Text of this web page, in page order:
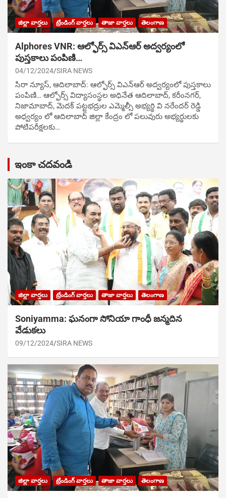
జిల్లా వార్తలు ట్రేండింగ్ వార్తలు తాజా వార్తలు తెలంగాణ
Alphores VNR: ఆల్ఫోర్స్ విఎన్ఆర్ అద్వర్యంలో
పుస్తకాలు పంపిణి…
04/12/2024 SIRA NEWS
సిరా న్యూస్, ఆదిలాబాద్: ఆల్ఫోర్స్ విఎన్ఆర్ అద్వర్యంలో పుస్తకాలు
పంపిణి… ఆల్ఫోర్స్ విద్యాసంస్థల అధినేత ఆదిలాబాద్, కరీంనగర్,
నిజామాబాద్, మెదక్ పట్టభద్రుల ఎమ్మెల్సీ అభ్యర్థి వి నరేందర్ రెడ్డి
అధ్వర్యం లో ఆదిలాబాద్ జిల్లా కేంద్రం లో పలువురు అభ్యర్థులకు
పోటిప‌రీక్ష‌ల‌కు…
ఇంకా చదవండి
జిల్లా వార్తలు ట్రేండింగ్ వార్తలు తాజా వార్తలు తెలంగాణ
Soniyamma: ఘ‌నంగా సోనియా గాంధీ జ‌న్మ‌దిన
వేడుక‌లు
09/12/2024 SIRA NEWS
జిల్లా వార్తలు ట్రేండింగ్ వార్తలు తాజా వార్తలు తెలంగాణ